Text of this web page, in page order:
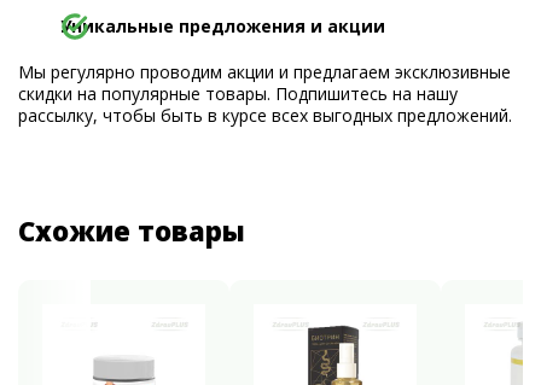
Уникальные предложения и акции
Мы регулярно проводим акции и предлагаем эксклюзивные
скидки на популярные товары. Подпишитесь на нашу
рассылку, чтобы быть в курсе всех выгодных предложений.
Схожие товары